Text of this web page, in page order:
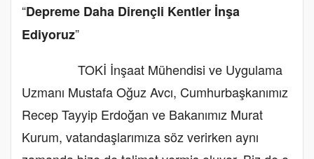
“Depreme Daha Dirençli Kentler İnşa
Ediyoruz”
TOKİ İnşaat Mühendisi ve Uygulama
Uzmanı Mustafa Oğuz Avcı, Cumhurbaşkanımız
Recep Tayyip Erdoğan ve Bakanımız Murat
Kurum, vatandaşlarımıza söz verirken aynı